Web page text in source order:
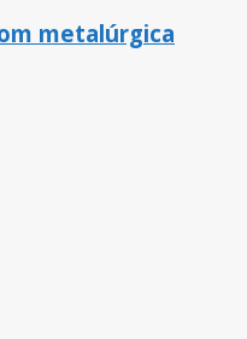
metalúrgica